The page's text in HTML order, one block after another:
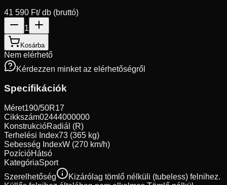
41 590 Ft/ db (bruttó)
1
Kosárba
Nem elérhető
Kérdezzen minket az elérhetőségről
Specifikációk
Méret190/50R17
Cikkszám02444000000
KonstrukcióRadiál (R)
Terhelési Index73 (365 kg)
Sebesség IndexW (270 km/h)
PozícióHátsó
KategóriaSport
Szerelhetőség
Kizárólag tömlő nélküli (tubeless) felnihez.